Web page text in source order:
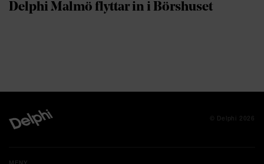
Delphi Malmö flyttar in i Börshuset
© Delphi 2026